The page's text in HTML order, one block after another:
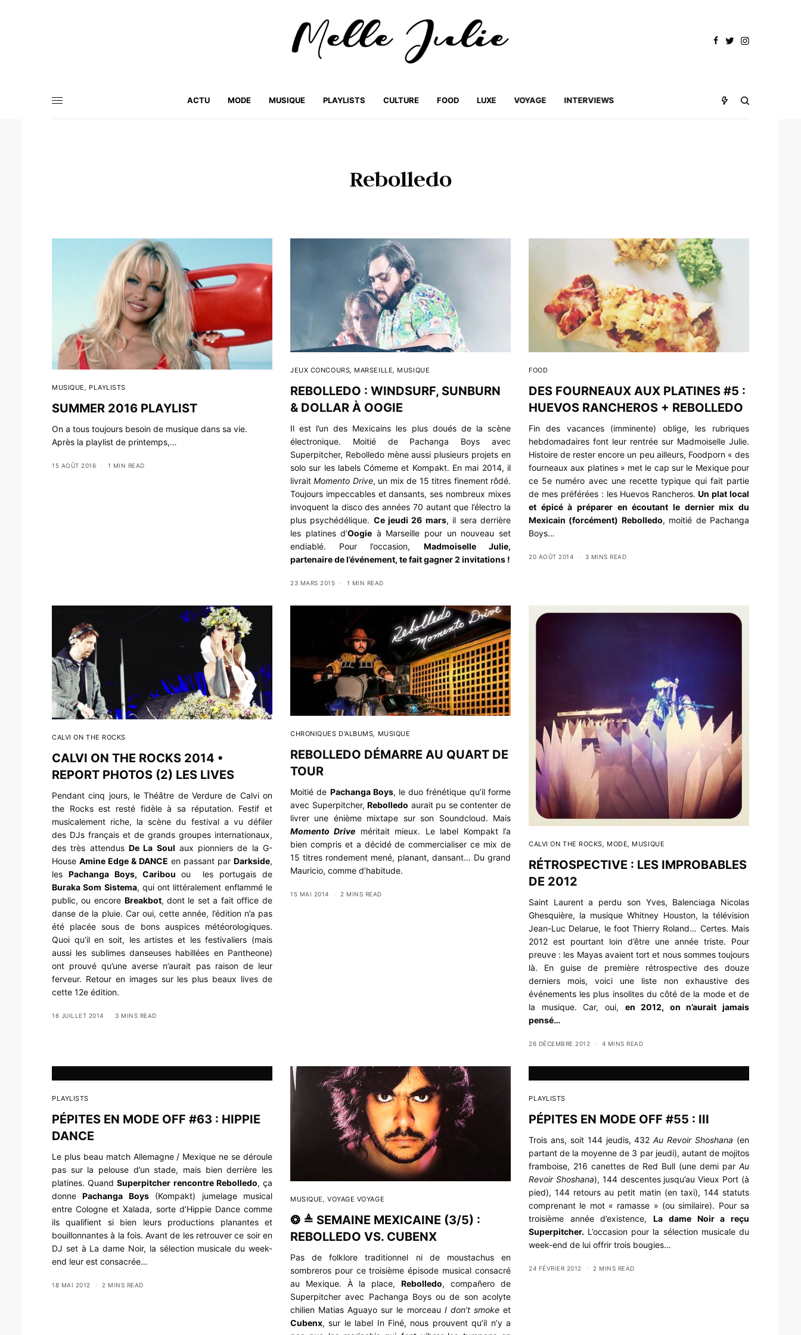
ACTU MODE MUSIQUE PLAYLISTS CULTURE FOOD LUXE VOYAGE INTERVIEWS
Rebolledo
MUSIQUE PLAYLISTS
SUMMER 2016 PLAYLIST
On a tous toujours besoin de musique dans sa vie.
Après la playlist de printemps,…
15 AOÛT 2016 1 MIN READ
JEUX CONCOURS MARSEILLE MUSIQUE
REBOLLEDO : WINDSURF, SUNBURN
& DOLLAR À OOGIE
Il est l’un des Mexicains les plus doués de la scène
électronique. Moitié de Pachanga Boys avec
Superpitcher, Rebolledo mène aussi plusieurs projets en
solo sur les labels Cómeme et Kompakt. En mai 2014, il
livraitMomento Drive, un mix de 15 titres finement rôdé.
Toujours impeccables et dansants, ses nombreux mixes
invoquent la disco des années 70 autant que l’électro la
plus psychédélique. Ce jeudi 26 mars, il sera derrière
les platines d’Oogie à Marseille pour un nouveau set
endiablé. Pour l’occasion, Madmoiselle Julie,
partenaire de l’événement, te fait gagner 2 invitations !
23 MARS 2015 1 MIN READ
FOOD
DES FOURNEAUX AUX PLATINES #5 :
HUEVOS RANCHEROS + REBOLLEDO
Fin des vacances (imminente) oblige, les rubriques
hebdomadaires font leur rentrée sur Madmoiselle Julie.
Histoire de rester encore un peu ailleurs, Foodporn « des
fourneaux aux platines » met le cap sur le Mexique pour
ce 5e numéro avec une recette typique qui fait partie
de mes préférées : les Huevos Rancheros. Un plat local
et épicé à préparer en écoutant le dernier mix du
Mexicain (forcément) Rebolledo, moitié de Pachanga
Boys…
20 AOÛT 2014 3 MINS READ
CALVI ON THE ROCKS
CALVI ON THE ROCKS 2014 •
REPORT PHOTOS (2) LES LIVES
Pendant cinq jours, le Théâtre de Verdure de Calvi on
the Rocks est resté fidèle à sa réputation. Festif et
musicalement riche, la scène du festival a vu défiler
des DJs français et de grands groupes internationaux,
des très attendus De La Soul aux pionniers de la G-
House Amine Edge & DANCE en passant par Darkside,
les Pachanga Boys, Caribou ou les portugais de
Buraka Som Sistema, qui ont littéralement enflammé le
public, ou encore Breakbot, dont le set a fait office de
danse de la pluie. Car oui, cette année, l’édition n’a pas
été placée sous de bons auspices météorologiques.
Quoi qu’il en soit, les artistes et les festivaliers (mais
aussi les sublimes danseuses habillées en Pantheone)
ont prouvé qu’une averse n’aurait pas raison de leur
ferveur. Retour en images sur les plus beaux lives de
cette 12e édition.
16 JUILLET 2014 3 MINS READ
CHRONIQUES D'ALBUMS MUSIQUE
REBOLLEDO DÉMARRE AU QUART DE
TOUR
Moitié de Pachanga Boys, le duo frénétique qu’il forme
avec Superpitcher,Rebolledo aurait pu se contenter de
livrer une énième mixtape sur son Soundcloud. Mais
Momento Drive méritait mieux. Le label Kompakt l’a
bien compris et a décidé de commercialiser ce mix de
15 titres rondement mené, planant, dansant… Du grand
Mauricio, comme d’habitude.
15 MAI 2014 2 MINS READ
CALVI ON THE ROCKS MODE MUSIQUE
RÉTROSPECTIVE : LES IMPROBABLES
DE 2012
Saint Laurent a perdu son Yves, Balenciaga Nicolas
Ghesquière, la musique Whitney Houston, la télévision
Jean-Luc Delarue, le foot Thierry Roland… Certes. Mais
2012 est pourtant loin d’être une année triste. Pour
preuve : les Mayas avaient tort et nous sommes toujours
là. En guise de première rétrospective des douze
derniers mois, voici une liste non exhaustive des
événements les plus insolites du côté de la mode et de
la musique. Car, oui, en 2012, on n’aurait jamais
pensé…
26 DÉCEMBRE 2012 4 MINS READ
PLAYLISTS
PÉPITES EN MODE OFF #63 : HIPPIE
DANCE
Le plus beau match Allemagne / Mexique ne se déroule
pas sur la pelouse d’un stade, mais bien derrière les
platines. QuandSuperpitcher rencontre Rebolledo, ça
donnePachanga Boys(Kompakt) jumelage musical
entre Cologne et Xalada, sorte d’Hippie Dance comme
ils qualifient si bien leurs productions planantes et
bouillonnantes à la fois. Avant de les retrouver ce soir en
DJ set à La dame Noir, la sélection musicale du week-
end leur est consacrée…
18 MAI 2012 2 MINS READ
MUSIQUE VOYAGE VOYAGE
❂ ≜ SEMAINE MEXICAINE (3/5) :
REBOLLEDO VS. CUBENX
Pas de folklore traditionnel ni de moustachus en
sombreros pour ce troisième épisode musical consacré
au Mexique. À la place, Rebolledo, compañero de
Superpitcher avec Pachanga Boys ou de son acolyte
chilien Matias Aguayo sur le morceau I don’t smokeet
Cubenx, sur le label In Finé, nous prouvent qu’il n’y a
PLAYLISTS
PÉPITES EN MODE OFF #55 : III
Trois ans, soit 144 jeudis, 432 Au Revoir Shoshana (en
partant de la moyenne de 3 par jeudi), autant de mojitos
framboise, 216 canettes de Red Bull (une demi par Au
Revoir Shoshana), 144 descentes jusqu’au Vieux Port (à
pied), 144 retours au petit matin (en taxi), 144 statuts
comprenant le mot « ramasse » (ou similaire). Pour sa
troisième année d’existence,La dame Noira reçu
Superpitcher. L’occasion pour la sélection musicale du
week-end de lui offrir trois bougies…
24 FÉVRIER 2012 2 MINS READ